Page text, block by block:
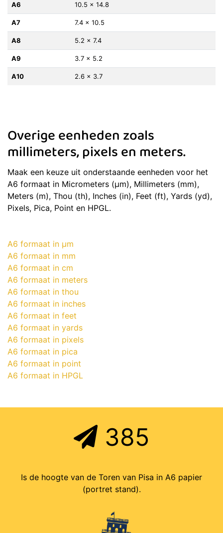
A6 10.5 x 14.8
A7 7.4 x 10.5
A8 5.2 x 7.4
A9 3.7 x 5.2
A10 2.6 x 3.7
Overige eenheden zoals
millimeters, pixels en meters.
Maak een keuze uit onderstaande eenheden voor het
A6 formaat in Micrometers (μm), Millimeters (mm),
Meters (m), Thou (th), Inches (in), Feet (ft), Yards (yd),
Pixels, Pica, Point en HPGL.
A6 formaat in μm
A6 formaat in mm
A6 formaat in cm
A6 formaat in meters
A6 formaat in thou
A6 formaat in inches
A6 formaat in feet
A6 formaat in yards
A6 formaat in pixels
A6 formaat in pica
A6 formaat in point
A6 formaat in HPGL
385
Is de hoogte van de Toren van Pisa in A6 papier
(portret stand).